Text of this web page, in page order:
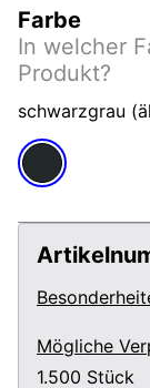
Farbe
In welcher
Produkt?
schwarzgrau
Mögliche
1.500 Stück